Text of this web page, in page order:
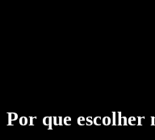
Por que escolher